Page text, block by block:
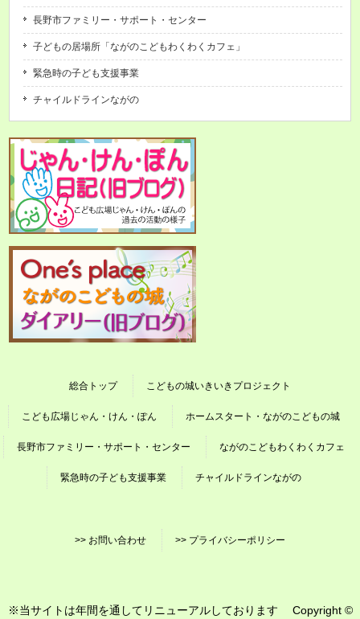
長野市ファミリー・サポート・センター
子どもの居場所「ながのこどもわくわくカフェ」
緊急時の子ども支援事業
チャイルドラインながの
総合トップ こどもの城いきいきプロジェクト
こども広場じゃん・けん・ぽん ホームスタート・ながのこどもの城
長野市ファミリー・サポート・センター ながのこどもわくわくカフェ
緊急時の子ども支援事業 チャイルドラインながの
>> お問い合わせ >> プライバシーポリシー
※当サイトは年間を通してリニューアルしております Copyright ©